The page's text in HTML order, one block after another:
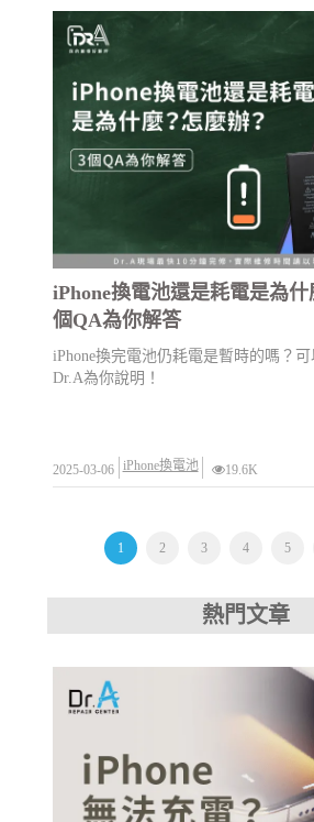
iPhone換電池還是耗電是為
個QA為你解答
iPhone換完電池仍耗電是暫時的嗎？
Dr.A為你說明！
2025-03-06 iPhone換電池 19.6K
1 2 3 4 5
熱門文章